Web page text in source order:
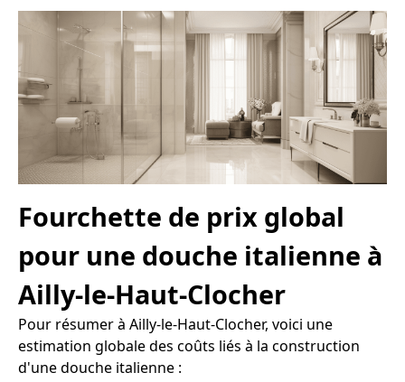
Fourchette de prix global
pour une douche italienne à
Ailly-le-Haut-Clocher
Pour résumer à Ailly-le-Haut-Clocher, voici une
estimation globale des coûts liés à la construction
d'une douche italienne :